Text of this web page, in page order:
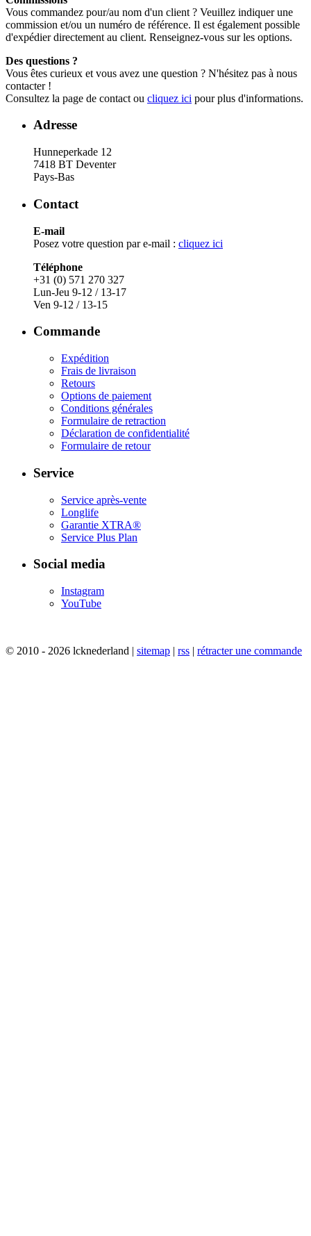
Vous commandez pour/au nom d'un client ? Veuillez indiquer une
commission et/ou un numéro de référence. Il est également possible
d'expédier directement au client. Renseignez-vous sur les options.
Des questions ?
Vous êtes curieux et vous avez une question ? N'hésitez pas à nous
contacter !
Consultez la page de contact ou cliquez ici pour plus d'informations.
Adresse
Hunneperkade 12
7418 BT Deventer
Pays-Bas
Contact
E-mail
Posez votre question par e-mail : cliquez ici
Téléphone
+31 (0) 571 270 327
Lun-Jeu 9-12 / 13-17
Ven 9-12 / 13-15
Commande
Expédition
Frais de livraison
Retours
Options de paiement
Conditions générales
Formulaire de retraction
Déclaration de confidentialité​
Formulaire de retour
Service
Service après-vente
Longlife
Garantie XTRA®
Service Plus Plan​
Social media
Instagram
YouTube
© 2010 - 2026 lcknederland | sitemap | rss | rétracter une commande